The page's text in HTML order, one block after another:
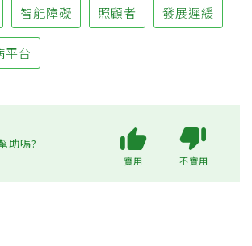
智能障礙 照顧者 發展遲緩
平台
助嗎?
實用 不實用